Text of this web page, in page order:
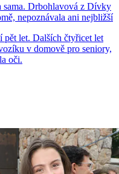
sama. Drbohlavová z Dívky
nepoznávala ani nejbližší
pět let. Dalších čtyřicet let
v domově pro seniory,
oči.